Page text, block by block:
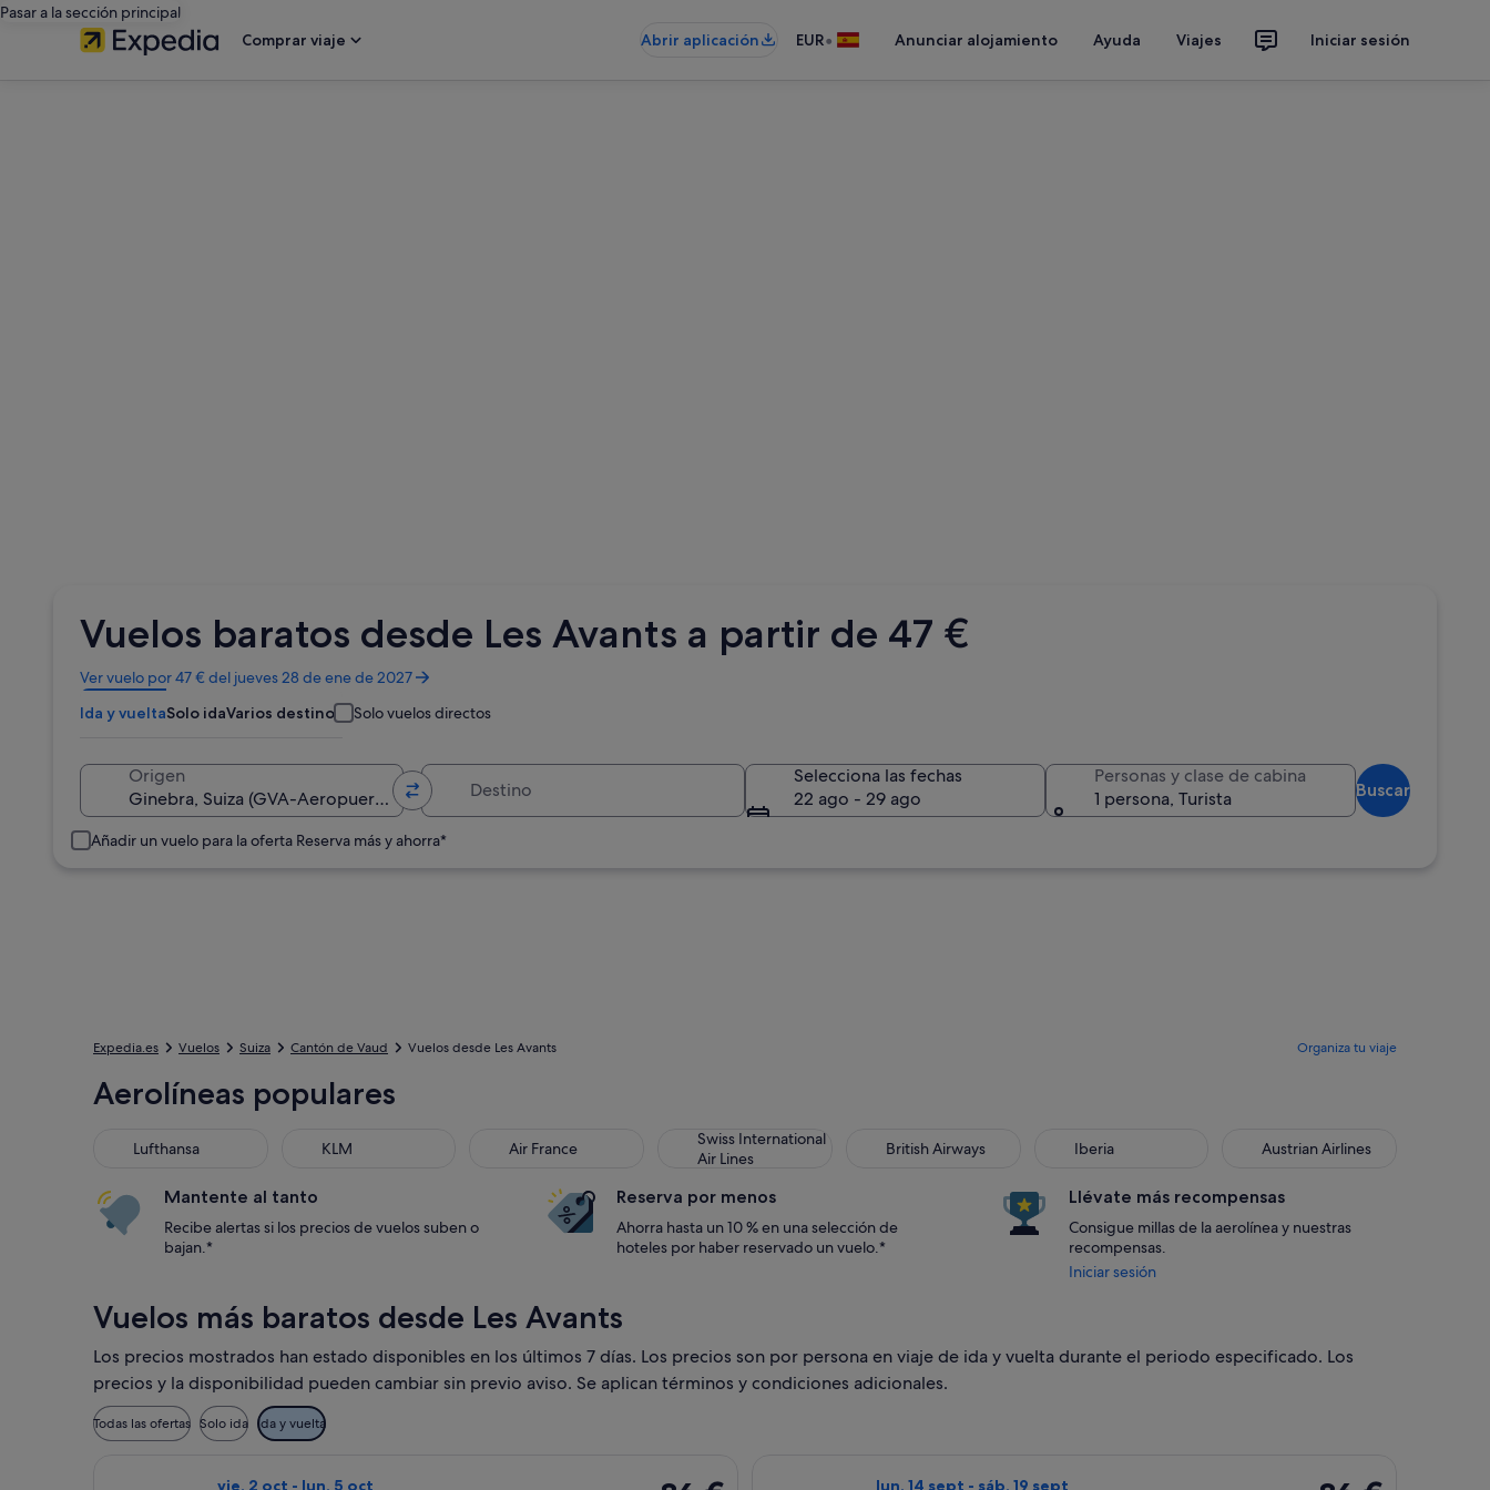
Pasar a la sección principal
Comprar viaje
Abrir aplicación EUR• Anunciar alojamiento Ayuda Viajes Iniciar sesión
Vuelos baratos desde Les Avants a partir de 47 €
Ver vuelo por 47 € del jueves 28 de ene de 2027
Se
abre
en
nueva
Ida y vueltaSolo idaVarios destinos Solo vuelos directos
Origen
Selecciona las fechas
22 ago - 29 ago
Personas y clase de cabina
1 persona, Turista
Buscar
Añadir un vuelo para la oferta Reserva más y ahorra*
Expedia.es Vuelos Suiza Cantón de Vaud Vuelos desde Les Avants Organiza tu viaje
Aerolíneas populares
Lufthansa KLM Air France
Swiss International
Air Lines
British Airways Iberia Austrian Airlines
Mantente al tanto
Recibe alertas si los precios de vuelos suben o
bajan.*
Reserva por menos
Ahorra hasta un 10 % en una selección de
hoteles por haber reservado un vuelo.*
Llévate más recompensas
Consigue millas de la aerolínea y nuestras
recompensas.
Iniciar sesión
Vuelos más baratos desde Les Avants
Los precios mostrados han estado disponibles en los últimos 7 días. Los precios son por persona en viaje de ida y vuelta durante el periodo especificado. Los
precios y la disponibilidad pueden cambiar sin previo aviso. Se aplican términos y condiciones adicionales.
Todas las ofertas Solo ida Ida y vuelta
vie, 2 oct - lun, 5 oct lun, 14 sept - sáb, 19 sept